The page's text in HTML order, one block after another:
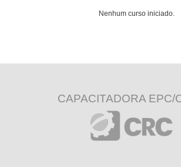
Nenhum curso iniciado.
CAPACITADORA EPC/